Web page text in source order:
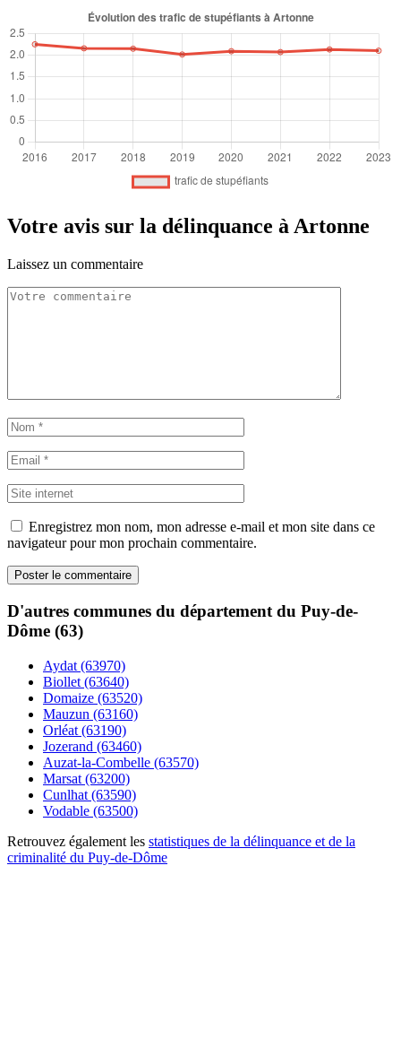
Votre avis sur la délinquance à Artonne
Laissez un commentaire
Enregistrez mon nom, mon adresse e-mail et mon site dans ce
navigateur pour mon prochain commentaire.
D'autres communes du département du Puy-de-
Dôme (63)
Aydat (63970)
Biollet (63640)
Domaize (63520)
Mauzun (63160)
Orléat (63190)
Jozerand (63460)
Auzat-la-Combelle (63570)
Marsat (63200)
Cunlhat (63590)
Vodable (63500)
Retrouvez également les statistiques de la délinquance et de la
criminalité du Puy-de-Dôme